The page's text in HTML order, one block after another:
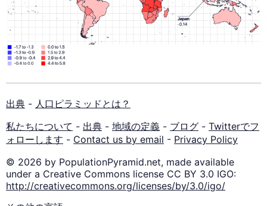
出典 - 人口ピラミッドとは？
私たちについて - 出典 - 地域の定義 - ブログ - Twitterでフ
ォローします - Contact us by email - Privacy Policy
© 2026 by PopulationPyramid.net, made available
under a Creative Commons license CC BY 3.0 IGO:
http://creativecommons.org/licenses/by/3.0/igo/